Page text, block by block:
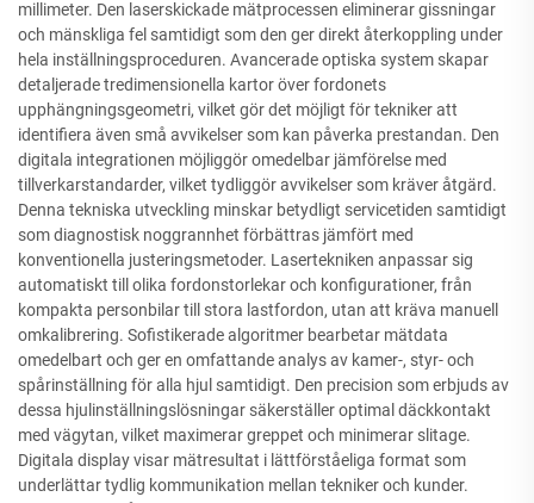
millimeter. Den laserskickade mätprocessen eliminerar gissningar
och mänskliga fel samtidigt som den ger direkt återkoppling under
hela inställningsproceduren. Avancerade optiska system skapar
detaljerade tredimensionella kartor över fordonets
upphängningsgeometri, vilket gör det möjligt för tekniker att
identifiera även små avvikelser som kan påverka prestandan. Den
digitala integrationen möjliggör omedelbar jämförelse med
tillverkarstandarder, vilket tydliggör avvikelser som kräver åtgärd.
Denna tekniska utveckling minskar betydligt servicetiden samtidigt
som diagnostisk noggrannhet förbättras jämfört med
konventionella justeringsmetoder. Lasertekniken anpassar sig
automatiskt till olika fordonstorlekar och konfigurationer, från
kompakta personbilar till stora lastfordon, utan att kräva manuell
omkalibrering. Sofistikerade algoritmer bearbetar mätdata
omedelbart och ger en omfattande analys av kamer-, styr- och
spårinställning för alla hjul samtidigt. Den precision som erbjuds av
dessa hjulinställningslösningar säkerställer optimal däckkontakt
med vägytan, vilket maximerar greppet och minimerar slitage.
Digitala display visar mätresultat i lättförståeliga format som
underlättar tydlig kommunikation mellan tekniker och kunder.